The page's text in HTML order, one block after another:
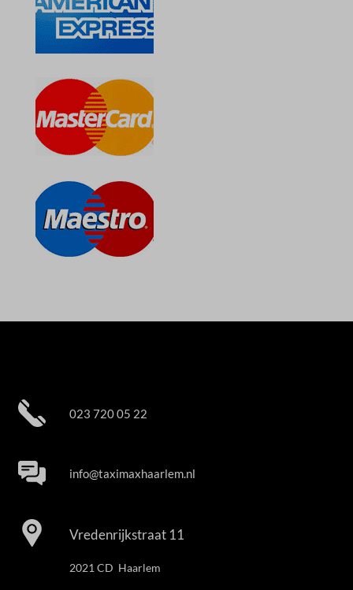
023 720 05 22
info@taximaxhaarlem.nl
Vredenrijkstraat 11
2021 CD Haarlem